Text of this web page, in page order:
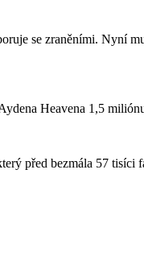
se zraněními. Nyní
Heavena 1,5
před bezmála 57